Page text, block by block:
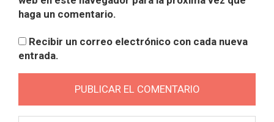
haga un comentario.
Recibir un correo electrónico con cada nueva
entrada.